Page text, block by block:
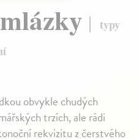
typy
obvykle chudých
trzích, ale rádi
rekvizitu z čerstvého